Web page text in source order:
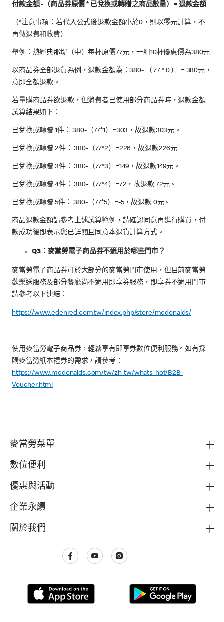
付款金額 -（商品券原價 * 已兌換或轉贈之商品數量）= 退款金額
（*注意事項：若代入公式後退款金額小於0，則以零元計算，不
再做退費和收費）
舉例：熱經典那堤（中）每杯原價77元，一組10杯優惠價為380元
以商品券全部退貨為例，退款金額為：380- （ 77 * 0 ） = 380元，
意即全額退款。
若量購商品券欲退款，但消費者已使用部分商品券時，退款金額
試算結果如下：
已兌換或轉贈 1件： 380-（77*1）=303，故退款303元。
已兌換或轉贈 2件： 380-（77*2）=226，故退款226元
已兌換或轉贈 3件： 380-（77*3）=149，故退款149元。
已兌換或轉贈 4件： 380-（77*4）=72，故退款 72元。
已兌換或轉贈 5件： 380-（77*5）=-5，故退款 0元。
商品退款金額請參考上述試算範例，請確認同意再進行購買，付
款成功後即表示您已詳閱且同意本退貨計算方式。
Q3：麥當勞電子商品券不適用於哪些門市？
麥當勞電子商品券可於大部分的麥當勞門市使用，但目前麥當勞
歡樂送服務及部分餐廳尚不適用即享券服務，即享券不適用門市
請參考以下連結：
https://www.edenred.com.tw/index.php/store/mcdonalds/
使用麥當勞電子商品券，輕鬆享有即享券數位便利服務。如有採
購麥當勞紙本禮券的需求，請參考：
https://www.mcdonalds.com/tw/zh-tw/whats-hot/B2B-
Voucher.html
麥當勞菜單
數位便利
優惠與活動
企業永續
關於我們